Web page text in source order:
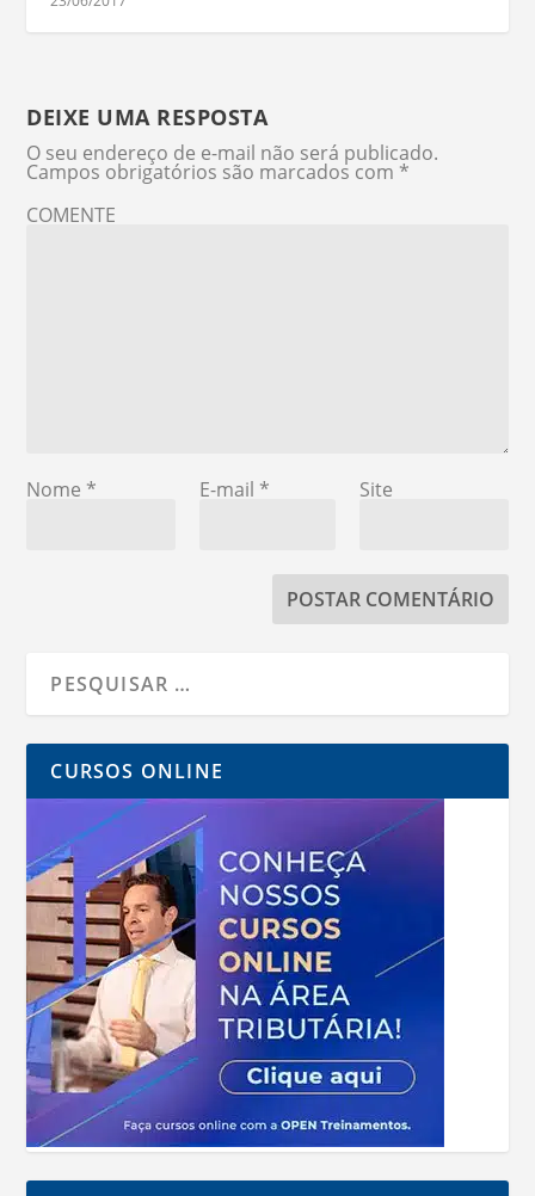
DEIXE UMA RESPOSTA
O seu endereço de e-mail não será publicado.
Campos obrigatórios são marcados com *
COMENTE
Nome * E-mail * Site
CURSOS ONLINE